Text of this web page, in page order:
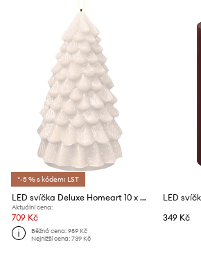
*-5 % s kódem: LST
LED svíčka Deluxe Homeart 10 x 18 cm
Aktuální cena:
709 Kč
Běžná cena:989 Kč
Nejnižší cena:739 Kč
349 Kč